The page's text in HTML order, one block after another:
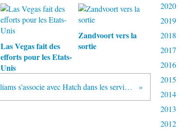
Las Vegas fait des
efforts pour les Etats-
Unis
Zandvoort vers la
sortie
Williams s'associe avec Hatch dans les services aux professionnels
2020
2019
2018
2017
2016
2015
2014
2013
2012